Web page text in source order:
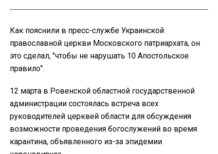
Как пояснили в пресс-службе Украинской
православной церкви Московского патриархата, он
это сделал, "чтобы не нарушать 10 Апостольское
правило".
12 марта в Ровенской областной государственной
администрации состоялась встреча всех
руководителей церквей области для обсуждения
возможности проведения богослужений во время
карантина, объявленного из-за эпидемии